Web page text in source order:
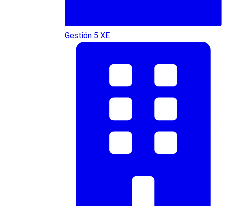
Gestión 5 XE